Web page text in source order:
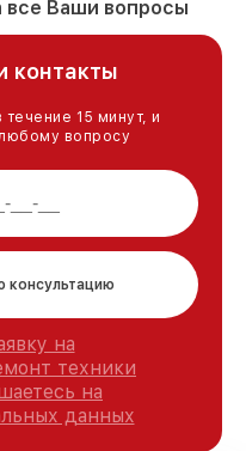
все Ваши вопросы
контакты
15 минут, и
вопросу
консультацию
на
техники
на
данных